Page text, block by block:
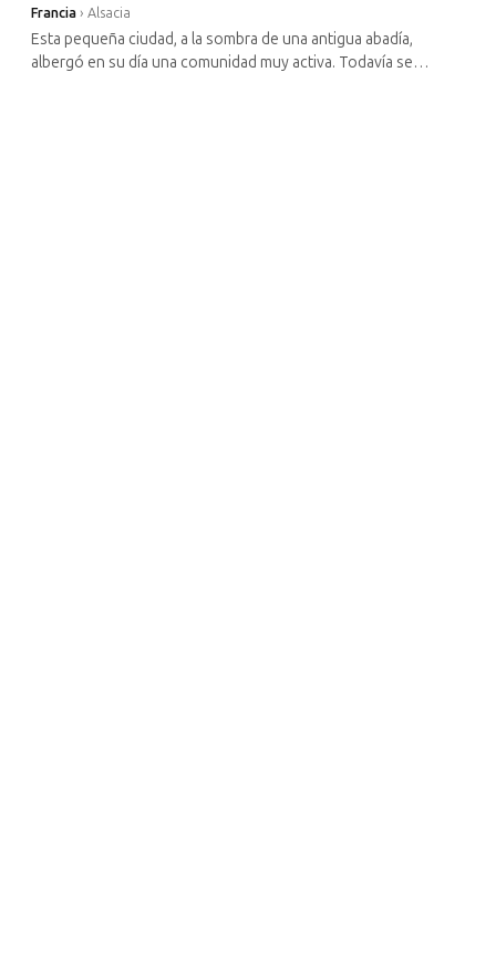
Francia › Alsacia
Esta pequeña ciudad, a la sombra de una antigua abadía,
albergó en su día una comunidad muy activa. Todavía se